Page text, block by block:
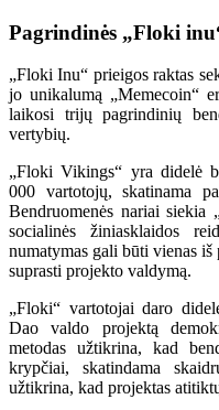
Pagrindinės „Floki
„Floki Inu“ prieigos raktas
jo unikalumą „Memecoin“
laikosi trijų pagrindinių
vertybių.
„Floki Vikings“ yra didelė
000 vartotojų, skatinama
Bendruomenės nariai
socialinės žiniasklaidos
numatymas gali būti vienas iš
suprasti projekto valdymą.
„Floki“ vartotojai daro
Dao valdo projektą
metodas užtikrina, kad
krypčiai, skatindama
užtikrina, kad projektas